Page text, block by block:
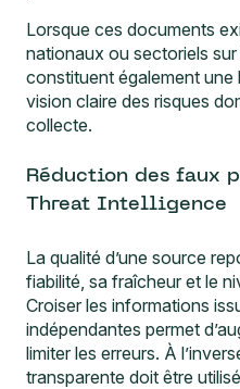
Lorsque ces documents
nationaux ou sectoriels sur
constituent également une
vision claire des risques
collecte.
Réduction des faux
Threat Intelligence
La qualité d’une source
fiabilité, sa fraîcheur et le
Croiser les informations
indépendantes permet
limiter les erreurs. À
transparente doit être